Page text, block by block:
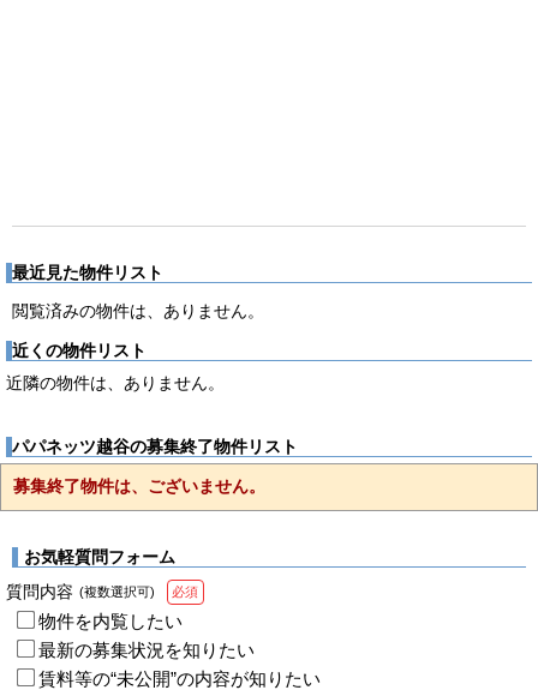
最近見た物件リスト
閲覧済みの物件は、ありません。
近くの物件リスト
近隣の物件は、ありません。
パパネッツ越谷の募集終了物件リスト
募集終了物件は、ございません。
お気軽質問フォーム
質問内容 (複数選択可) 必須
物件を内覧したい
最新の募集状況を知りたい
賃料等の“未公開”の内容が知りたい